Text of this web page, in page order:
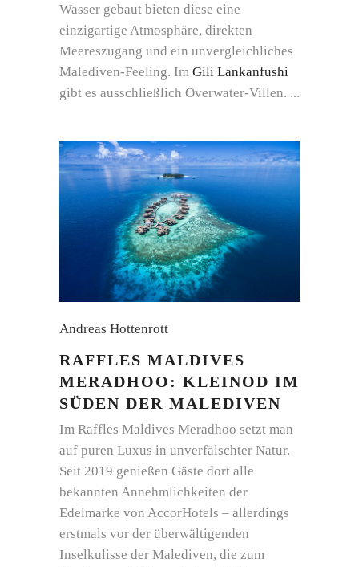
Wasser gebaut bieten diese eine
einzigartige Atmosphäre, direkten
Meereszugang und ein unvergleichliches
Malediven-Feeling. Im Gili Lankanfushi
gibt es ausschließlich Overwater-Villen.
Andreas Hottenrott
RAFFLES MALDIVES
MERADHOO: KLEINOD IM
SÜDEN DER MALEDIVEN
Im Raffles Maldives Meradhoo setzt man
auf puren Luxus in unverfälschter Natur.
Seit 2019 genießen Gäste dort alle
bekannten Annehmlichkeiten der
Edelmarke von AccorHotels – allerdings
erstmals vor der überwältigenden
Inselkulisse der Malediven, die zum